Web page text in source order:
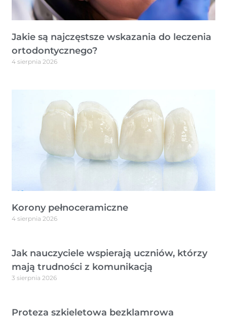
Jakie są najczęstsze wskazania do leczenia
ortodontycznego?
4 sierpnia 2026
Korony pełnoceramiczne
4 sierpnia 2026
Jak nauczyciele wspierają uczniów, którzy
mają trudności z komunikacją
3 sierpnia 2026
Proteza szkieletowa bezklamrowa